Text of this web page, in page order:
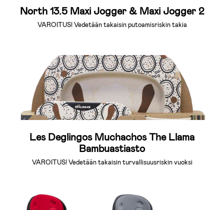
North 13.5 Maxi Jogger & Maxi Jogger 2
VAROITUS! Vedetään takaisin putoamisriskin takia
Les Deglingos Muchachos The Llama
Bambuastiasto
VAROITUS! Vedetään takaisin turvallisuusriskin vuoksi